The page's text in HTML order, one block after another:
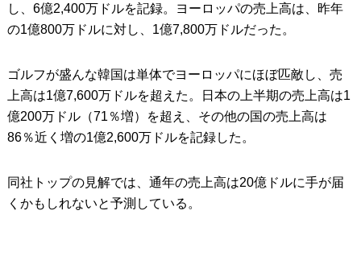
し、6億2,400万ドルを記録。ヨーロッパの売上高は、昨年
の1億800万ドルに対し、1億7,800万ドルだった。
ゴルフが盛んな韓国は単体でヨーロッパにほぼ匹敵し、売
上高は1億7,600万ドルを超えた。日本の上半期の売上高は1
億200万ドル（71％増）を超え、その他の国の売上高は
86％近く増の1億2,600万ドルを記録した。
同社トップの見解では、通年の売上高は20億ドルに手が届
くかもしれないと予測している。